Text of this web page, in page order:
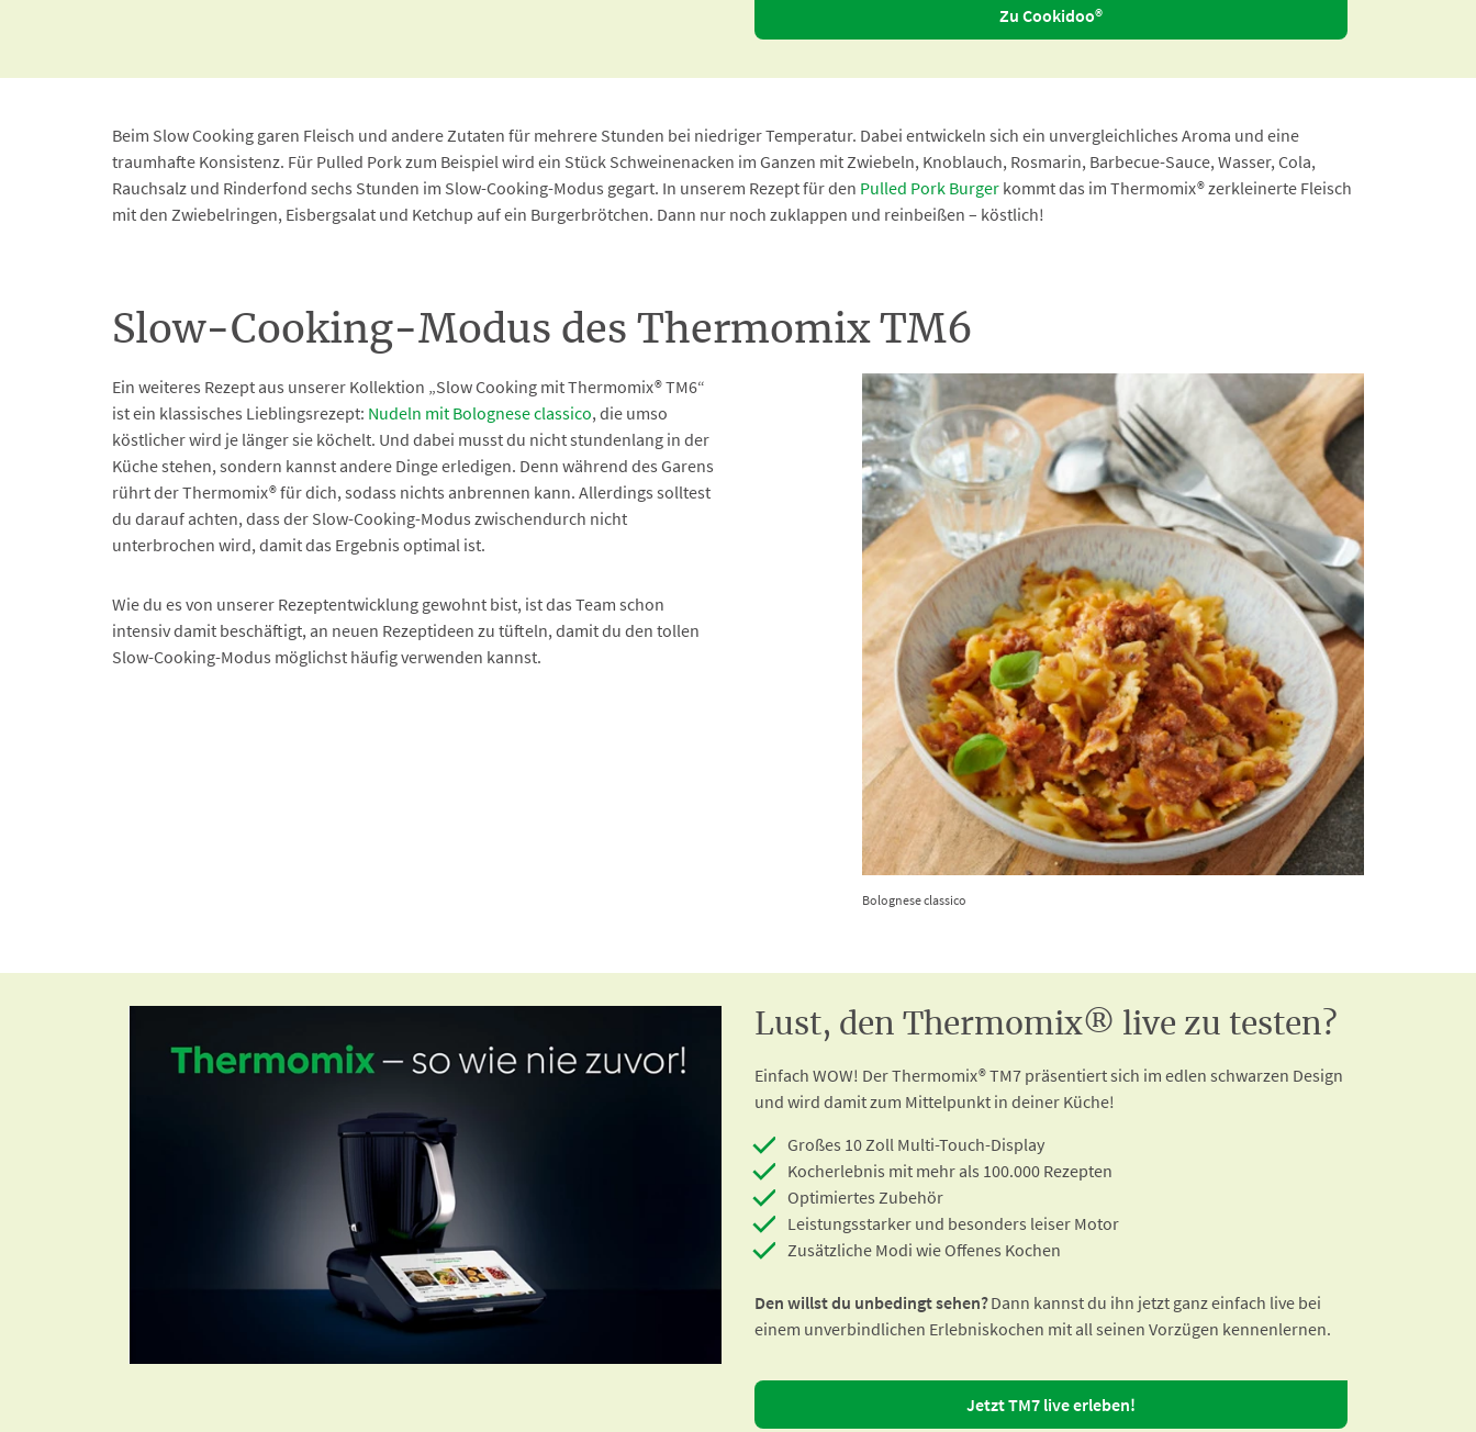
Zu Cookidoo®
Beim Slow Cooking garen Fleisch und andere Zutaten für mehrere Stunden bei niedriger Temperatur. Dabei entwickeln sich ein unvergleichliches Aroma und eine
traumhafte Konsistenz. Für Pulled Pork zum Beispiel wird ein Stück Schweinenacken im Ganzen mit Zwiebeln, Knoblauch, Rosmarin, Barbecue-Sauce, Wasser, Cola,
Rauchsalz und Rinderfond sechs Stunden im Slow-Cooking-Modus gegart. In unserem Rezept für den Pulled Pork Burger kommt das im Thermomix® zerkleinerte Fleisch
mit den Zwiebelringen, Eisbergsalat und Ketchup auf ein Burgerbrötchen. Dann nur noch zuklappen und reinbeißen – köstlich!
Slow-Cooking-Modus des Thermomix TM6
Ein weiteres Rezept aus unserer Kollektion „Slow Cooking mit Thermomix® TM6“
ist ein klassisches Lieblingsrezept: Nudeln mit Bolognese classico, die umso
köstlicher wird je länger sie köchelt. Und dabei musst du nicht stundenlang in der
Küche stehen, sondern kannst andere Dinge erledigen. Denn während des Garens
rührt der Thermomix® für dich, sodass nichts anbrennen kann. Allerdings solltest
du darauf achten, dass der Slow-Cooking-Modus zwischendurch nicht
unterbrochen wird, damit das Ergebnis optimal ist.
Wie du es von unserer Rezeptentwicklung gewohnt bist, ist das Team schon
intensiv damit beschäftigt, an neuen Rezeptideen zu tüfteln, damit du den tollen
Slow-Cooking-Modus möglichst häufig verwenden kannst.
Bolognese classico
Lust, den Thermomix® live zu testen?
Einfach WOW! Der Thermomix® TM7 präsentiert sich im edlen schwarzen Design
und wird damit zum Mittelpunkt in deiner Küche!
Großes 10 Zoll Multi-Touch-Display
Kocherlebnis mit mehr als 100.000 Rezepten
Optimiertes Zubehör
Leistungsstarker und besonders leiser Motor
Zusätzliche Modi wie Offenes Kochen
Den willst du unbedingt sehen?Dann kannst du ihn jetzt ganz einfach live bei
einem unverbindlichen Erlebniskochen mit all seinen Vorzügen kennenlernen.
Jetzt TM7 live erleben!